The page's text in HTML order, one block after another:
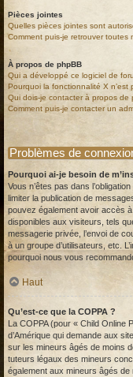
Pièces jointes
Quelles pièces jointes sont
Comment puis-je retrouver toutes
À propos de phpBB
Qui a développé ce logiciel de
Pourquoi la fonctionnalité X n’est
Qui dois-je contacter à propos de
Comment puis-je contacter un
Problèmes de
Pourquoi ai-je besoin de
Vous n’êtes pas dans
limiter la publication de
pouvez également avoir accès
disponibles aux visiteurs, tels
messagerie privée, l’envoi de
à un groupe d’utilisateurs, etc.
pourquoi nous vous
Haut
Qu’est-ce que la COPPA ?
La COPPA (pour « Child Online
d’Amérique qui demande aux
sur les mineurs âgés de moins
tuteurs légaux des mineurs
également aux mineurs âgés